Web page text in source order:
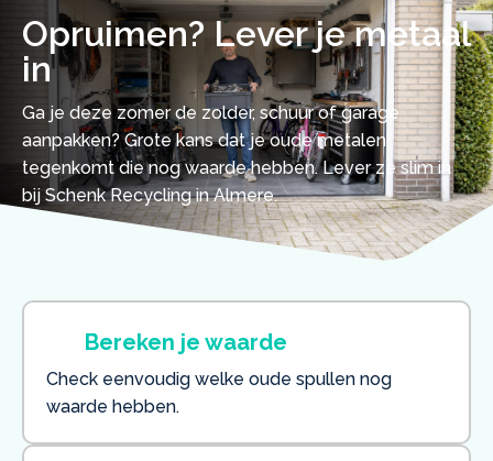
Opruimen? Lever je metaal
in
Ga je deze zomer de zolder, schuur of garage
aanpakken? Grote kans dat je oude metalen
tegenkomt die nog waarde hebben. Lever ze slim in
bij Schenk Recycling in Almere.
Bereken je waarde
Check eenvoudig welke oude spullen nog
waarde hebben.